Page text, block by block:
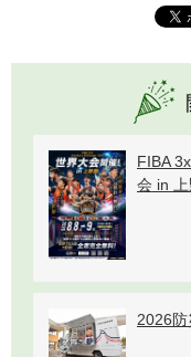
FIBA
会 in
2026防